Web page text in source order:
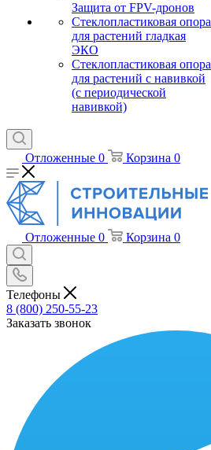
Защита от FPV-дронов
Стеклопластиковая опора
для растений гладкая
ЭКО
Стеклопластиковая опора
для растений с навивкой
(с периодической
навивкой)
Отложенные 0 Корзина 0
Отложенные 0 Корзина 0
Телефоны
8 (800) 250-55-23
Заказать звонок